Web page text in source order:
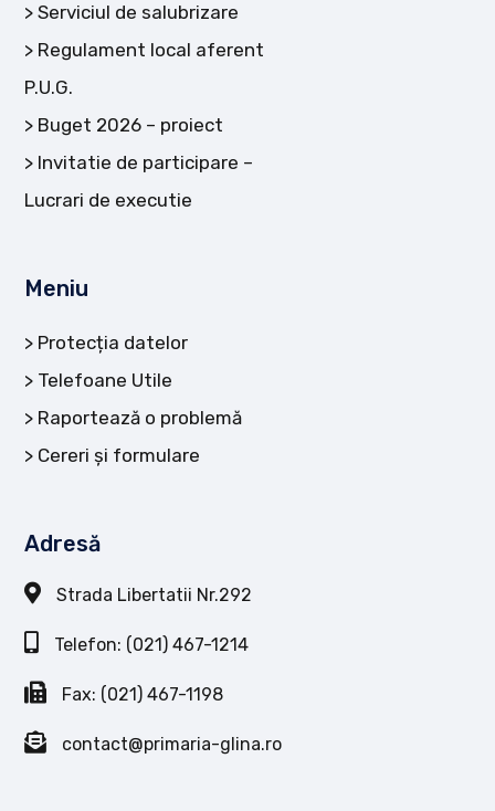
Serviciul de salubrizare
Regulament local aferent
P.U.G.
Buget 2026 – proiect
Invitatie de participare –
Lucrari de executie
Meniu
Protecția datelor
Telefoane Utile
Raportează o problemă
Cereri și formulare
Adresă
Strada Libertatii Nr.292
Telefon: (021) 467-1214
Fax: (021) 467-1198
contact@primaria-glina.ro